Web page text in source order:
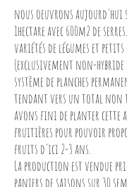
nous oeuvrons aujourd'hui
1hectare avec 600m2 de
variétés de légumes et
(exclusivement non-hybride
système de planches
tendant vers un total non
avons fini de planter cette
fruitières pour pouvoir
fruits d'ici 2-3 ans.
La production est vendue
paniers de saisons sur 30